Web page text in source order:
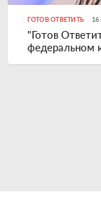
ГОТОВ ОТВЕТИТЬ
"Готов
федеральном